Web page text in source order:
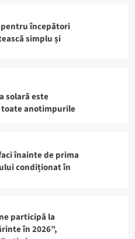
începători
simplu și
solară este
anotimpurile
înainte de prima
condiționat în
participă la
în 2026”,